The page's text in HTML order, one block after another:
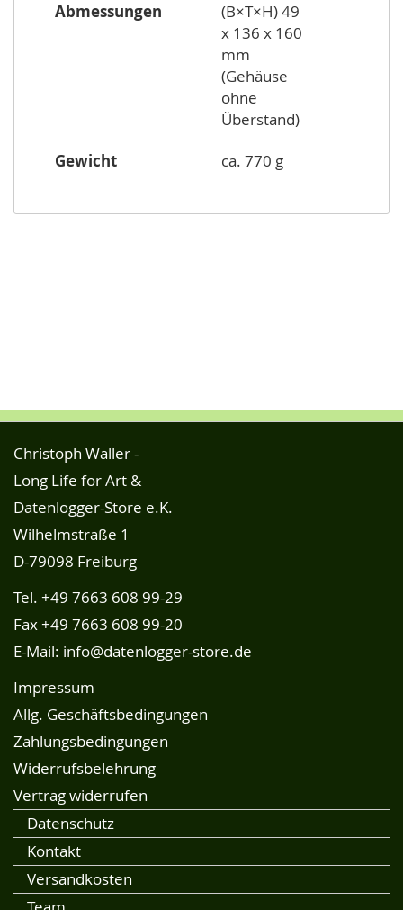
Abmessungen
(B×T×H) 49
x 136 x 160
mm
(Gehäuse
ohne
Überstand)
Gewicht
ca. 770 g
Christoph Waller -
Long Life for Art &
Datenlogger-Store e.K.
Wilhelmstraße 1
D-79098 Freiburg
Tel. +49 7663 608 99-29
Fax +49 7663 608 99-20
E-Mail: info@datenlogger-store.de
Impressum
Allg. Geschäftsbedingungen
Zahlungsbedingungen
Widerrufsbelehrung
Vertrag widerrufen
Datenschutz
Kontakt
Versandkosten